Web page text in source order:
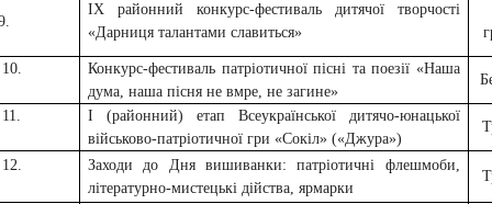
ІХ районний конкурс-фестиваль дитячої творчості
«Дарниця талантами славиться»
Конкурс-фестиваль патріотичної пісні та поезії «Наша
дума, наша пісня не вмре, не загине»
І (районний) етап Всеукраїнської дитячо-юнацької
військово-патріотичної гри «Сокіл» («Джура»)
Заходи до Дня вишиванки: патріотичні флешмоби,
літературно-мистецькі дійства, ярмарки